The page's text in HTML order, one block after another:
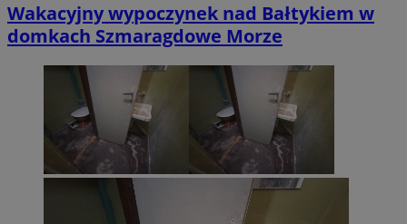
Wakacyjny wypoczynek nad Bałtykiem w
domkach Szmaragdowe Morze